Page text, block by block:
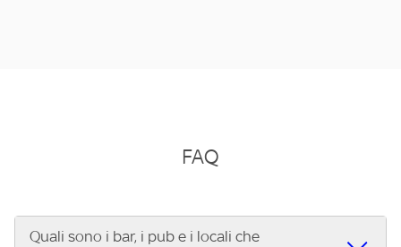
FAQ
Quali sono i bar, i pub e i locali che